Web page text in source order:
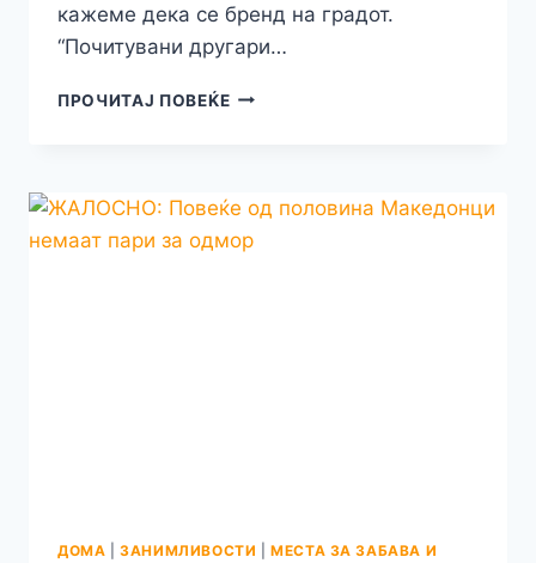
кажеме дека се бренд на градот.
“Почитувани другари…
ПРОЧИТАЈ ПОВЕЌЕПРИЛЕП
МУЗИКА:
“THE
16-
ДОМА |ЗАНИМЛИВОСТИ |МЕСТА ЗА ЗАБАВА И